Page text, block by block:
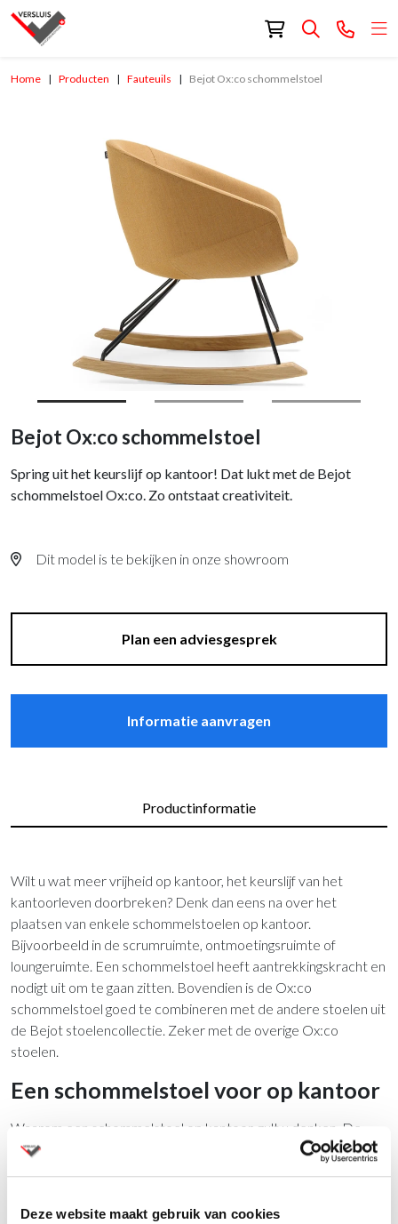
Deze website maakt gebruik van cookies
Home Producten Fauteuils Bejot Ox:co schommelstoel
Bejot Ox:co schommelstoel
Spring uit het keurslijf op kantoor! Dat lukt met de Bejot
schommelstoel Ox:co. Zo ontstaat creativiteit.
Dit model is te bekijken in onze showroom
Plan een adviesgesprek
Informatie aanvragen
Productinformatie
Wilt u wat meer vrijheid op kantoor, het keurslijf van het
kantoorleven doorbreken? Denk dan eens na over het
plaatsen van enkele schommelstoelen op kantoor.
Bijvoorbeeld in de scrumruimte, ontmoetingsruimte of
loungeruimte. Een schommelstoel heeft aantrekkingskracht en
nodigt uit om te gaan zitten. Bovendien is de Ox:co
schommelstoel goed te combineren met de andere stoelen uit
de Bejot stoelencollectie. Zeker met de overige Ox:co
stoelen.
Een schommelstoel voor op kantoor
Waarom een schommelstoel op kantoor, zult u denken. De
wiegende beweging van een schommelstoel heeft een
ontstaat brengt u in staat om even afstand te nemen tot uw